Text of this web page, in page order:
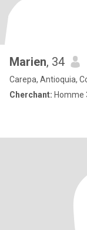
Marien, 34
Carepa, Antioquia,
Cherchant: Homme